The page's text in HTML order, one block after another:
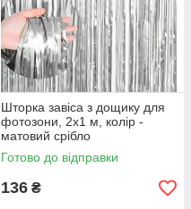
Шторка завіса з дощику для
фотозони, 2х1 м, колір -
матовий срібло
Готово до відправки
136 ₴